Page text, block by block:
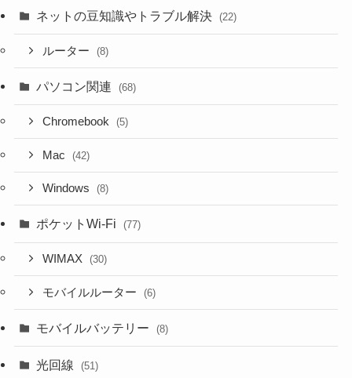
ネットの豆知識やトラブル解決 (22)
ルーター (8)
パソコン関連 (68)
Chromebook (5)
Mac (42)
Windows (8)
ポケットWi-Fi (77)
WIMAX (30)
モバイルルーター (6)
モバイルバッテリー (8)
光回線 (51)